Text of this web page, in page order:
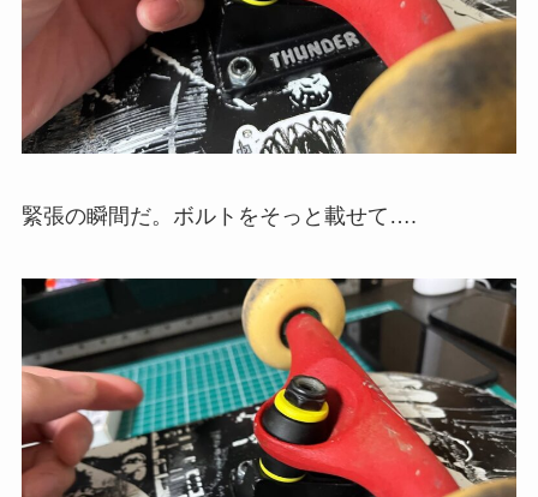
緊張の瞬間だ。ボルトをそっと載せて….